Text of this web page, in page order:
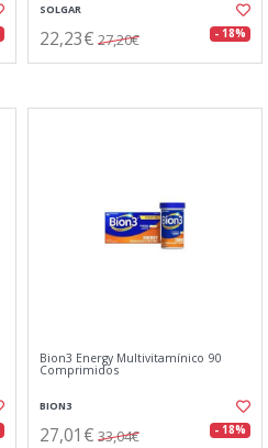
SOLGAR
22,23€ 27,20€ - 18%
Bion3 Energy Multivitamínico 90
Comprimidos
BION3
27,01€ 33,04€ - 18%